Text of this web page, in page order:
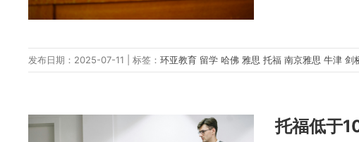
发布日期：2025-07-11 | 标签：环亚教育 留学哈佛 雅思托福南京雅思牛津剑
托福低于